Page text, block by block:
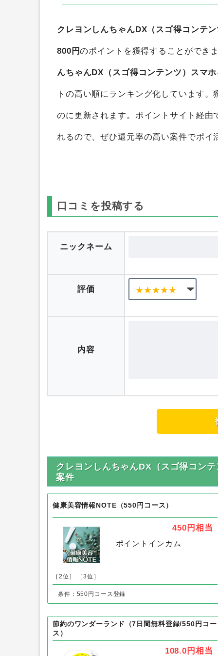
クレヨンしんちゃんDX（スゴ得コンテ
800円のポイントを獲得することができま
んちゃんDX（スゴ得コンテンツ）スマホ
トの高い順にランキング化しています
のに更新されます。ポイントサイト経由
れるので、ぜひ還元率の高い案件でポイ
口コミを投稿する
ニックネーム
評価
内容
クレヨンしんちゃんDX（スゴ得コン
案件
健康美容情報NOTE（550円コース）
450円 相当
ポイントインカム
［2位］ ［3位］
条件：550円コース登録
節約のワンダーランド（7日間無料登録/550円コー
ス）
108.0円 相当